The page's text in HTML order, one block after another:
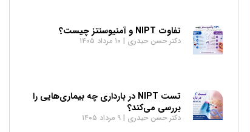
تفاوت NIPT و آمنیوسنتز چیست؟
دکتر حسن حیدری ۱۰ مرداد ۱۴۰۵
تست NIPT در بارداری چه بیماری‌هایی را
بررسی می‌کند؟
دکتر حسن حیدری ۹ مرداد ۱۴۰۵